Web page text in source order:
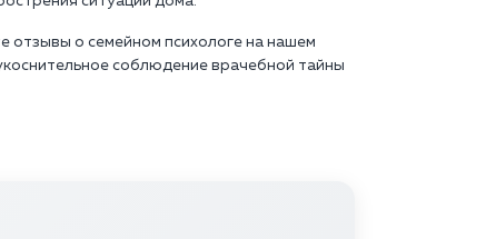
отзывы о семейном психологе на нашем
соблюдение врачебной тайны